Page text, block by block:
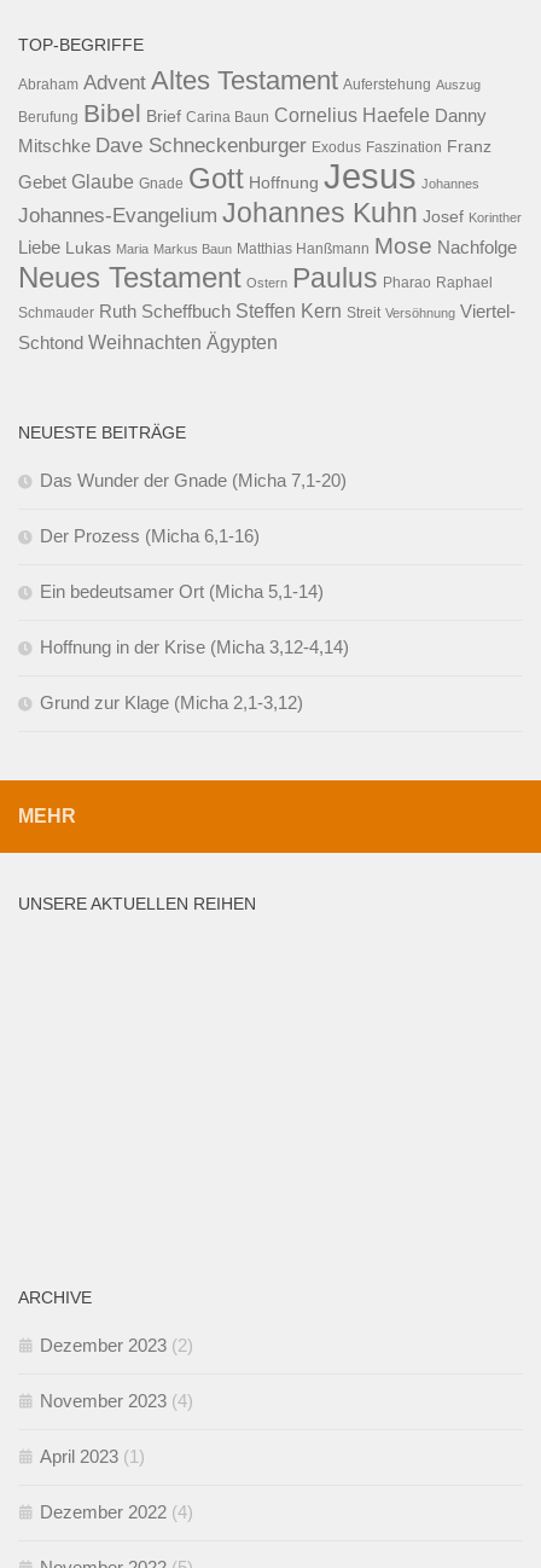
TOP-BEGRIFFE
Abraham Advent Altes Testament Auferstehung Auszug
Berufung Bibel Brief Carina Baun Cornelius Haefele Danny
Mitschke Dave Schneckenburger Exodus Faszination Franz
Gebet Glaube Gnade Gott Hoffnung Jesus Johannes
Johannes-Evangelium Johannes Kuhn Josef Korinther
Liebe Lukas Maria Markus Baun Matthias Hanßmann Mose Nachfolge
Neues Testament Ostern Paulus Pharao Raphael
Schmauder Ruth Scheffbuch Steffen Kern Streit Versöhnung Viertel-
Schtond Weihnachten Ägypten
NEUESTE BEITRÄGE
Das Wunder der Gnade (Micha 7,1-20)
Der Prozess (Micha 6,1-16)
Ein bedeutsamer Ort (Micha 5,1-14)
Hoffnung in der Krise (Micha 3,12-4,14)
Grund zur Klage (Micha 2,1-3,12)
MEHR
UNSERE AKTUELLEN REIHEN
ARCHIVE
Dezember 2023 (2)
November 2023 (4)
April 2023 (1)
Dezember 2022 (4)